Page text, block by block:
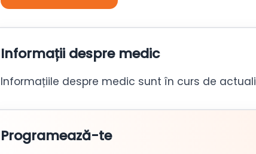
Informații despre medic
Informațiile despre medic sunt în curs de
Programează-te